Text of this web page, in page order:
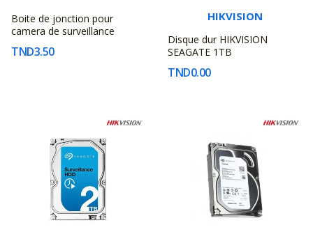
FABRICANT
Boite de jonction pour
camera de surveillance
TND3.50
HIKVISION
Disque dur HIKVISION
SEAGATE 1TB
TND0.00